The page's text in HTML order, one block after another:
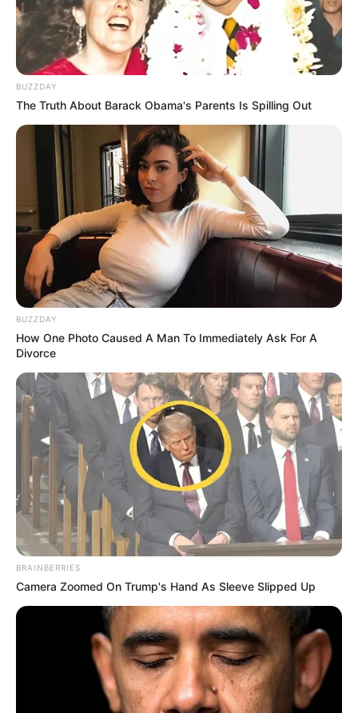
BUZZDAY
The Truth About Barack Obama's Parents Is Spilling Out
BUZZDAY
How One Photo Caused A Man To Immediately Ask For A
Divorce
BRAINBERRIES
Camera Zoomed On Trump's Hand As Sleeve Slipped Up